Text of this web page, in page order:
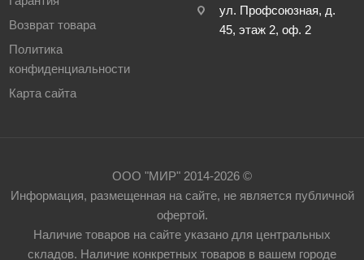
Возврат товара
Политика
конфиденциальности
Карта сайта
ул. Профсоюзная, д.
45, этаж 2, оф. 2
ООО "МИР" 2014-2026 ©
Информация, размещенная на сайте, не является публичной
офертой.
Наличие товаров на сайте указано для центральных
складов. Наличие конкретных товаров в вашем городе